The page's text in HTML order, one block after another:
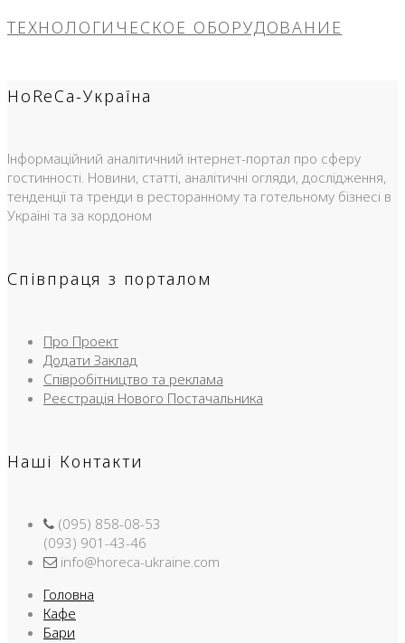
ТЕХНОЛОГИЧЕСКОЕ ОБОРУДОВАНИЕ
HoReCa-Україна
Інформаційний аналітичний інтернет-портал про сферу
гостинності. Новини, статті, аналітичні огляди, дослідження,
тенденції та тренди в ресторанному та готельному бізнесі в
Україні та за кордоном
Співпраця з порталом
Про Проект
Додати Заклад
Співробітництво та реклама
Реєстрація Нового Постачальника
Наші Контакти
(095) 858-08-53
(093) 901-43-46
info@horeca-ukraine.com
Головна
Кафе
Бари